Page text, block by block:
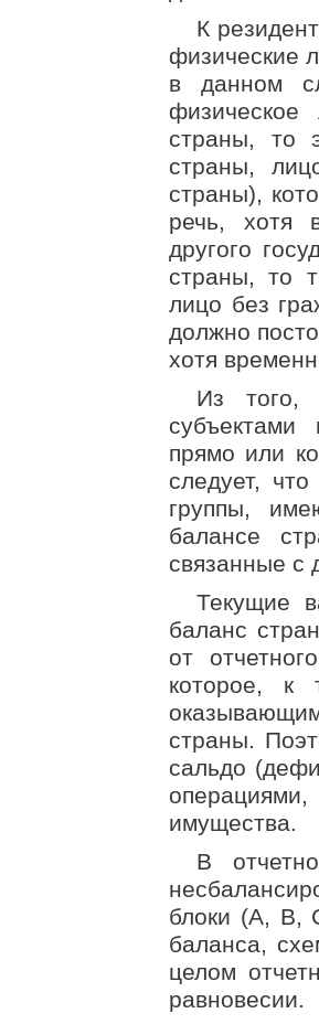
К
физические
в данном
страны, то
страны,
страны),
речь, хотя
другого
страны, то
лицо без
должно
хотя
Из того,
прямо или
следует,
группы,
балансе
связанные с
Текущие
баланс
от
которое, к
страны.
сальдо
имущества.
В
блоки (A, B,
баланса,
целом
равновесии.